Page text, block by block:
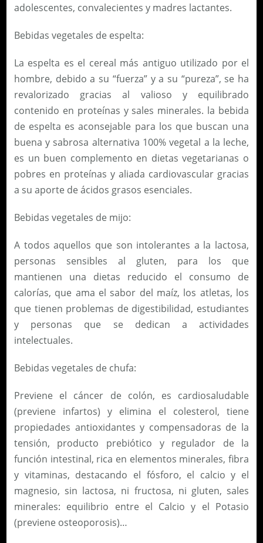
adolescentes, convalecientes y madres lactantes.
Bebidas vegetales de espelta:
La espelta es el cereal más antiguo utilizado por el
hombre, debido a su “fuerza” y a su “pureza”, se ha
revalorizado gracias al valioso y equilibrado
contenido en proteínas y sales minerales. la bebida
de espelta es aconsejable para los que buscan una
buena y sabrosa alternativa 100% vegetal a la leche,
es un buen complemento en dietas vegetarianas o
pobres en proteínas y aliada cardiovascular gracias
a su aporte de ácidos grasos esenciales.
Bebidas vegetales de mijo:
A todos aquellos que son intolerantes a la lactosa,
personas sensibles al gluten, para los que
mantienen una dietas reducido el consumo de
calorías, que ama el sabor del maíz, los atletas, los
que tienen problemas de digestibilidad, estudiantes
y personas que se dedican a actividades
intelectuales.
Bebidas vegetales de chufa:
Previene el cáncer de colón, es cardiosaludable
(previene infartos) y elimina el colesterol, tiene
propiedades antioxidantes y compensadoras de la
tensión, producto prebiótico y regulador de la
función intestinal, rica en elementos minerales, fibra
y vitaminas, destacando el fósforo, el calcio y el
magnesio, sin lactosa, ni fructosa, ni gluten, sales
minerales: equilibrio entre el Calcio y el Potasio
(previene osteoporosis)…